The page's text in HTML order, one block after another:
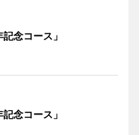
念コース」
念コース」